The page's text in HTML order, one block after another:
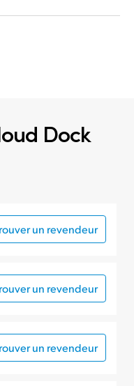
Dock
un revendeur
un revendeur
un revendeur